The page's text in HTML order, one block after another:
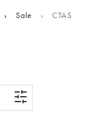
› Sale › CTAS